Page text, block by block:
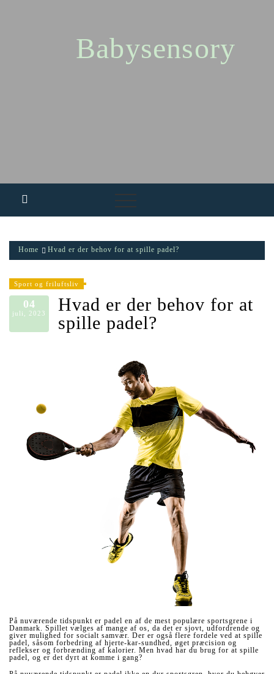
Babysensory
Home Hvad er der behov for at spille padel?
Sport og friluftsliv
04
juli, 2023
Hvad er der behov for at
spille padel?
På nuværende tidspunkt er padel en af ​​de mest populære sportsgrene i
Danmark. Spillet vælges af mange af os, da det er sjovt, udfordrende og
giver mulighed for socialt samvær. Der er også flere fordele ved at spille
padel, såsom forbedring af hjerte-kar-sundhed, øget præcision og
reflekser og forbrænding af kalorier. Men hvad har du brug for at spille
padel, og er det dyrt at komme i gang?